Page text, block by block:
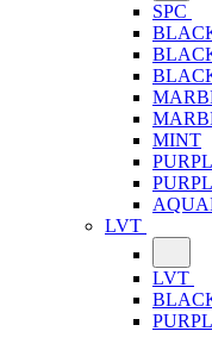
SPC
MINT
LVT
LVT